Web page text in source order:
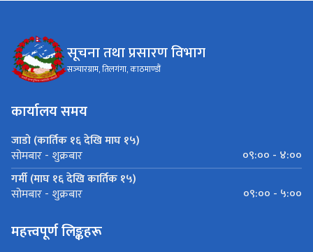
सूचना तथा प्रसारण विभाग
सञ्‍चारग्राम, तिलगंगा, काठमाण्डौं
कार्यालय समय
जाडो (कार्तिक १६ देखि माघ १५)
सोमबार - शुक्रबार
०९:०० - ४:००
गर्मी (माघ १६ देखि कार्तिक १५)
सोमबार - शुक्रबार ०९:०० - ५:००
महत्त्वपूर्ण लिङ्कहरू